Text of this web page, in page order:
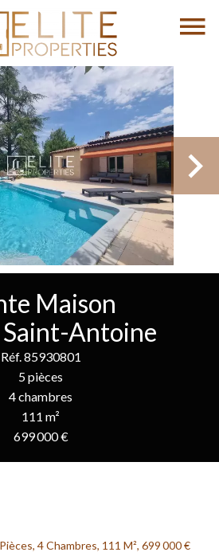
Maison
Saint-Antoine
Réf. 85930801
5 pièces
4 chambres
111 m²
699 000 €
4 Chambres, 111 M², 699 000 €